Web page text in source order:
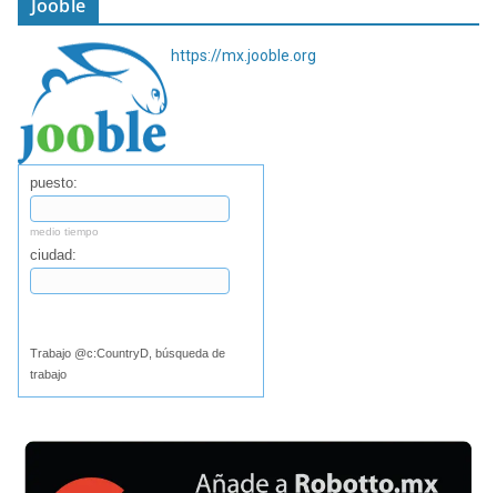
Jooble
https://mx.jooble.org
puesto:
medio tiempo
ciudad:
Trabajo @c:CountryD, búsqueda de
trabajo